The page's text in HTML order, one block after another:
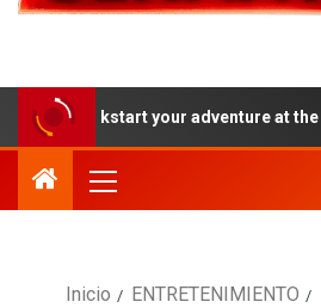
your adventure at the best PayID
Inicio
ENTRETENIMIENTO